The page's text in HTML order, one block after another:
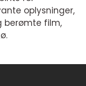
oplysninger,
berømte film,